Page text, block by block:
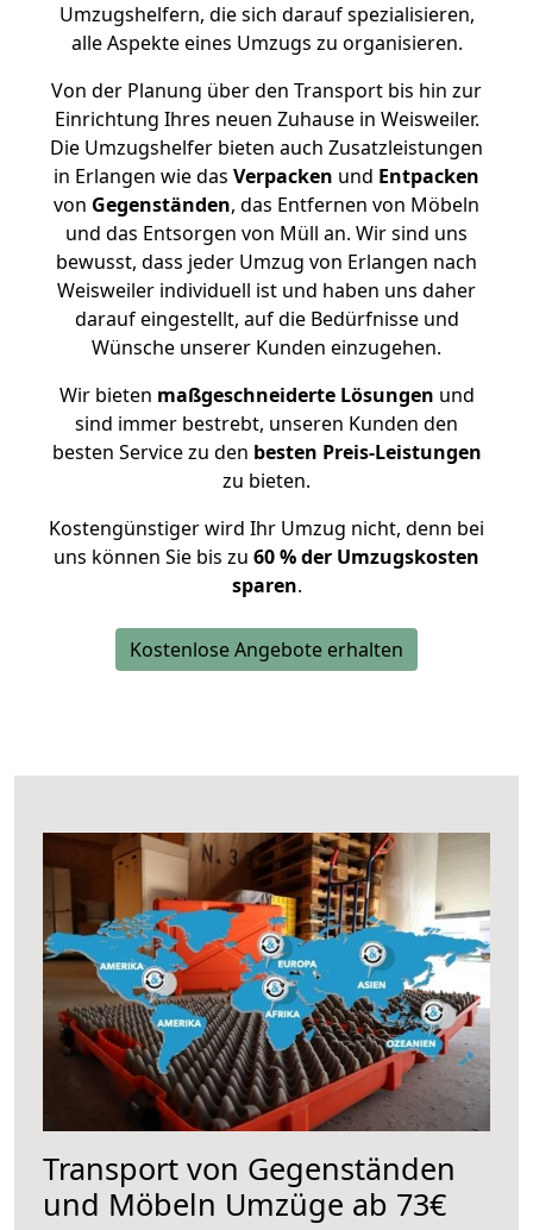
Umzugshelfern, die sich darauf spezialisieren,
alle Aspekte eines Umzugs zu organisieren.
Von der Planung über den Transport bis hin zur
Einrichtung Ihres neuen Zuhause in Weisweiler.
Die Umzugshelfer bieten auch Zusatzleistungen
in Erlangen wie das Verpacken und Entpacken
von Gegenständen, das Entfernen von Möbeln
und das Entsorgen von Müll an. Wir sind uns
bewusst, dass jeder Umzug von Erlangen nach
Weisweiler individuell ist und haben uns daher
darauf eingestellt, auf die Bedürfnisse und
Wünsche unserer Kunden einzugehen.
Wir bieten maßgeschneiderte Lösungen und
sind immer bestrebt, unseren Kunden den
besten Service zu den besten Preis-Leistungen
zu bieten.
Kostengünstiger wird Ihr Umzug nicht, denn bei
uns können Sie bis zu 60 % der Umzugskosten
sparen.
Kostenlose Angebote erhalten
Transport von Gegenständen
und Möbeln Umzüge ab 73€